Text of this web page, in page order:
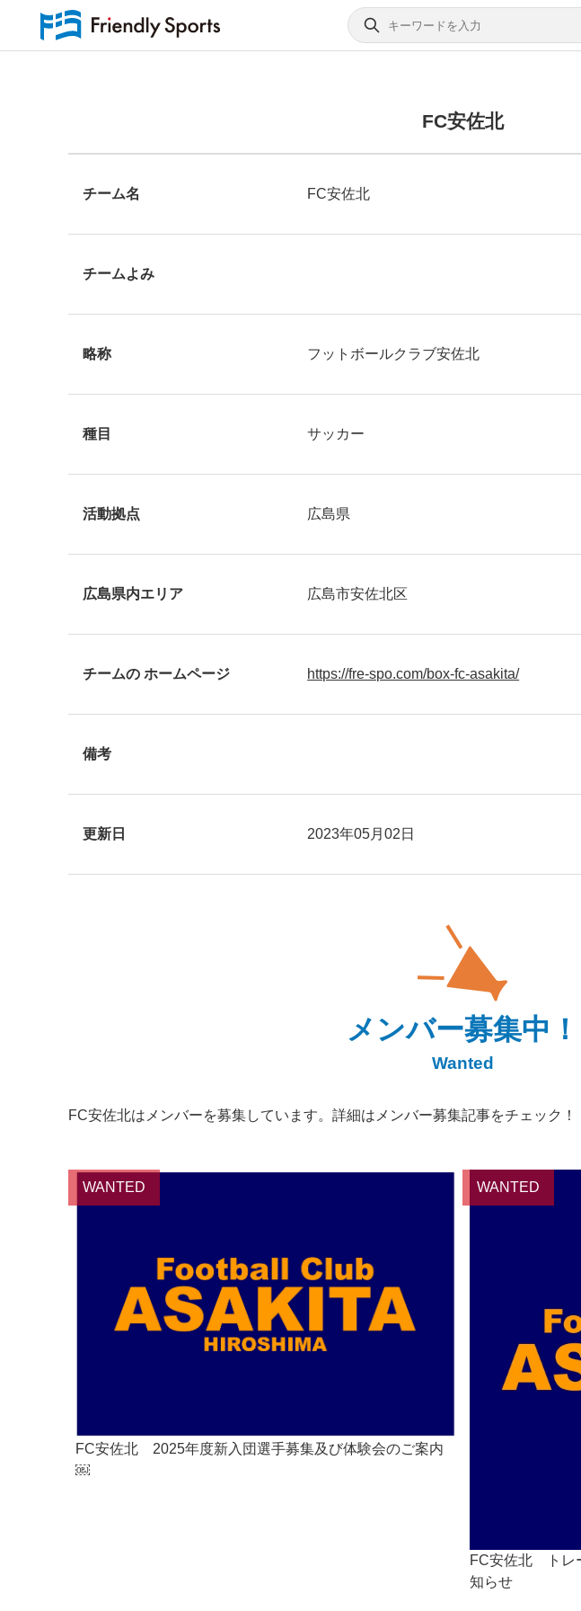
FC安佐北
チーム名 FC安佐北
チームよみ
略称 フットボールクラブ安佐北
種目 サッカー
活動拠点 広島県
広島県内エリア 広島市安佐北区
チームの ホームページ https://fre-spo.com/box-fc-asakita/
備考
更新日 2023年05月02日
メンバー募集中！
Wanted
FC安佐北はメンバーを募集しています。詳細はメンバー募集記事をチェック！
FC安佐北 2025年度新入団選手募集及び体験会のご案内
￼
FC安佐北 トレ
知らせ